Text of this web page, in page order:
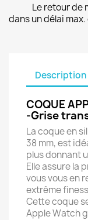
Le retour de
dans un délai
Description
COQUE
-Grise
La coque en
38 mm, est
plus donnant
Elle assure la
vous vous en
extrême
Cette coque
Apple Watch